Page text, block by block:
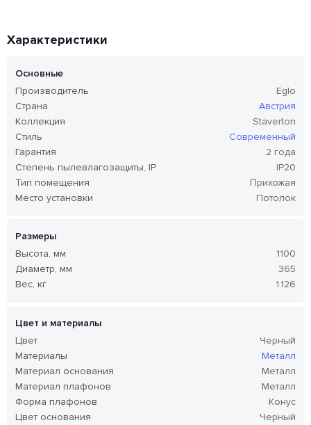
Характеристики
Основные
Производитель
Eglo
Страна
Австрия
Коллекция
Staverton
Стиль
Современный
Гарантия
2 года
Степень пылевлагозащиты, IP
IP20
Тип помещения
Прихожая
Место установки
Потолок
Размеры
Высота, мм
1100
Диаметр, мм
365
Вес, кг
1.126
Цвет и материалы
Цвет
Черный
Материалы
Металл
Материал основания
Металл
Материал плафонов
Металл
Форма плафонов
Конус
Цвет основания
Черный